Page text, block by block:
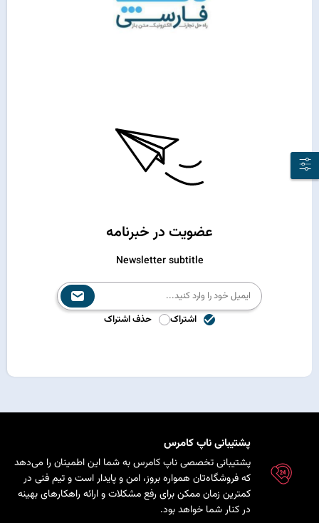
عضویت در خبرنامه
Newsletter subtitle
اشتراک حذف اشتراک
پشتیبانی ناپ کامرس
پشتیبانی تخصصی ناپ کامرس به شما این اطمینان را می‌دهد
که فروشگاه‌تان همواره بروز، امن و پایدار است و تیم فنی در
کمترین زمان ممکن برای رفع مشکلات و ارائه راهکارهای بهینه
در کنار شما خواهد بود.